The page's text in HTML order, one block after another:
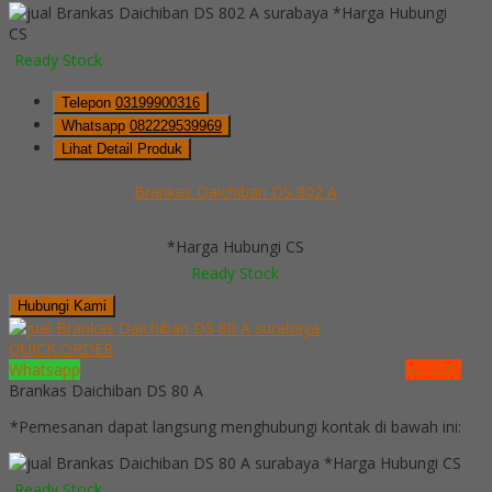
*Harga Hubungi
CS
Ready Stock
Telepon 03199900316
Whatsapp 082229539969
Lihat Detail Produk
Brankas Daichiban DS 802 A
*Harga Hubungi CS
Ready Stock
Hubungi Kami
QUICK ORDER
Whatsapp
via SMS
Brankas Daichiban DS 80 A
*Pemesanan dapat langsung menghubungi kontak di bawah ini:
*Harga Hubungi CS